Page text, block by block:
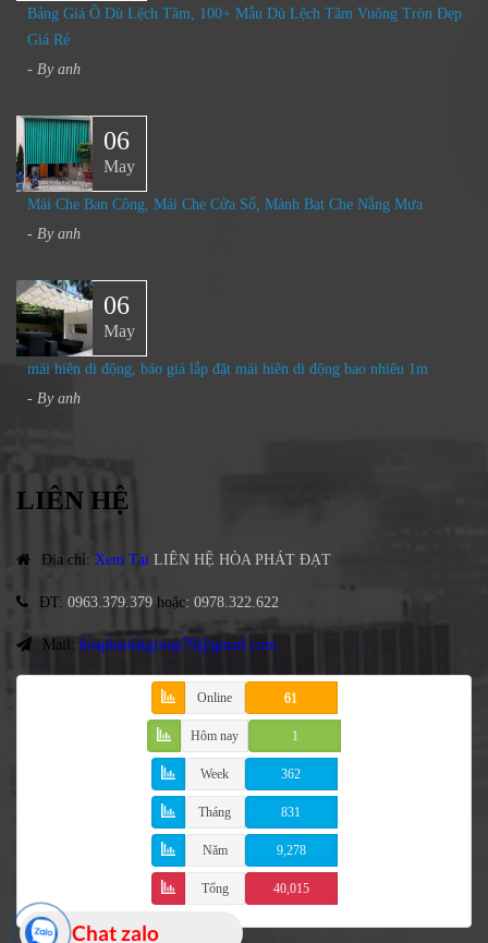
Bảng Giá Ô Dù Lệch Tâm, 100+ Mẫu Dù Lệch Tâm Vuông Tròn Đẹp
Giá Rẻ
- By anh
06
May
Mái Che Ban Công, Mái Che Cửa Sổ, Mành Bạt Che Nắng Mưa​
- By anh
06
May
mái hiên di động, báo giá lắp đặt mái hiên di động bao nhiêu 1m
- By anh
LIÊN HỆ
Địa chỉ: Xem Tại LIÊN HỆ HÒA PHÁT ĐẠT
ĐT: 0963.379.379 hoặc: 0978.322.622
Mail: hoaphatdatgroup79@gmail.com
Online 61
Hôm nay 1
Week 362
Tháng 831
Năm 9,278
Tổng 40,015
Chat zalo